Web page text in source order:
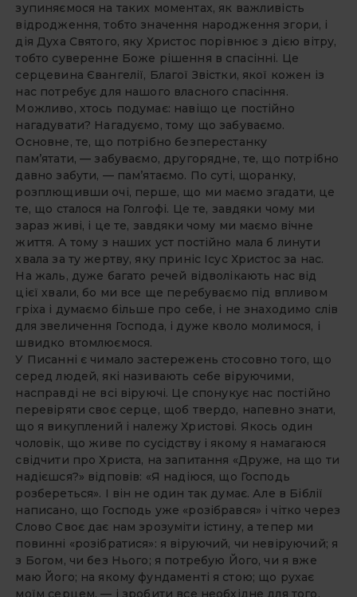
зупиняємося на таких моментах, як важливість
відродження, тобто значення народження згори, і
дія Духа Святого, яку Христос порівнює з дією вітру,
тобто суверенне Боже рішення в спасінні. Це
серцевина Євангелії, Благої Звістки, якої кожен із
нас потребує для нашого власного спасіння.
Можливо, хтось подумає: навіщо це постійно
нагадувати? Нагадуємо, тому що забуваємо.
Основне, те, що потрібно безперестанку
пам’ятати, — забуваємо, другорядне, те, що потрібно
давно забути, — пам’ятаємо. По суті, щoранку,
розплющивши очі, перше, що ми маємо згадати, це
те, що сталося на Голгофі. Це те, завдяки чому ми
зараз живі, і це те, завдяки чому ми маємо вічне
життя. А тому з наших уст постійно мала б линути
хвала за ту жертву, яку приніс Ісус Христос за нас.
На жаль, дуже багато речей відволікають нас від
цієї хвали, бо ми все ще перебуваємо під впливом
гріха і думаємо більше про себе, і не знаходимо слів
для звеличення Господа, і дуже кволо молимося, і
швидко втомлюємося.
У Писанні є чимало застережень стосовно того, що
серед людей, які називають себе віруючими,
насправді не всі віруючі. Це спонукує нас постійно
перевіряти своє серце, щоб твердо, напевно знати,
що я викуплений і належу Христові. Якось один
чоловік, що живе по сусідству і якому я намагаюся
свідчити про Христа, на запитання «Друже, на що ти
надієшся?» відповів: «Я надіюся, що Господь
розбереться». І він не один так думає. Але в Біблії
написано, що Господь уже «розібрався» і чітко через
Слово Своє дає нам зрозуміти істину, а тепер ми
повинні «розібратися»: я віруючий, чи невіруючий; я
з Богом, чи без Нього; я потребую Його, чи я вже
маю Його; на якому фундаменті я стою; що рухає
моїм серцем, — і зробити все необхідне для того,